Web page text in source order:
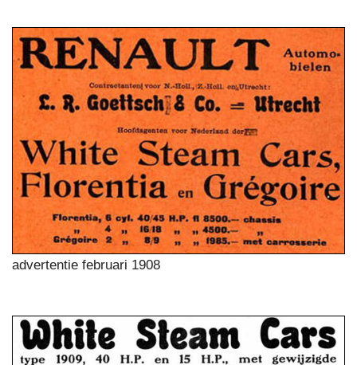
advertentie februari 1908